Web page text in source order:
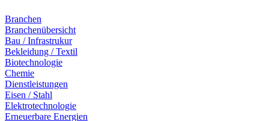
Branchen
Branchenübersicht
Bau / Infrastrukur
Bekleidung / Textil
Biotechnologie
Chemie
Dienstleistungen
Eisen / Stahl
Elektrotechnologie
Erneuerbare Energien